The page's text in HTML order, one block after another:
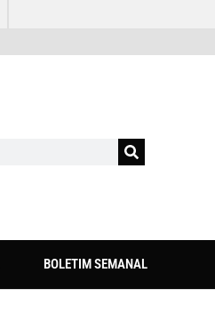
BOLETIM SEMANAL